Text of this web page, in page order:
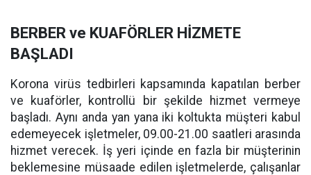
BERBER ve KUAFÖRLER HİZMETE
BAŞLADI
Korona virüs tedbirleri kapsamında kapatılan berber
ve kuaförler, kontrollü bir şekilde hizmet vermeye
başladı. Aynı anda yan yana iki koltukta müşteri kabul
edemeyecek işletmeler, 09.00-21.00 saatleri arasında
hizmet verecek. İş yeri içinde en fazla bir müşterinin
beklemesine müsaade edilen işletmelerde, çalışanlar